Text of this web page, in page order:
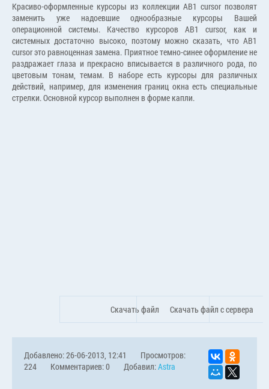
Красиво-оформленные курсоры из коллекции AB1 cursor позволят
заменить уже надоевшие однообразные курсоры Вашей
операционной системы. Качество курсоров AB1 cursor, как и
системных достаточно высоко, поэтому можно сказать, что AB1
cursor это равноценная замена. Приятное темно-синее оформление не
раздражает глаза и прекрасно вписывается в различного рода, по
цветовым тонам, темам. В наборе есть курсоры для различных
действий, например, для изменения границ окна есть специальные
стрелки. Основной курсор выполнен в форме капли.
Скачать файл Скачать файл с сервера
Добавлено: 26-06-2013, 12:41
Просмотров:
224
Комментариев: 0 Добавил:Astra